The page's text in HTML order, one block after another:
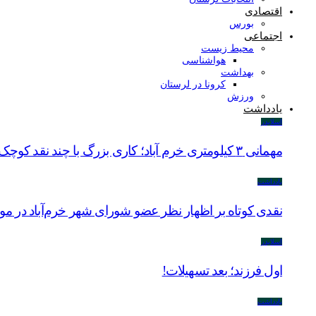
اقتصادی
بورس
اجتماعی
محیط زیست
هواشناسی
بهداشت
کرونا در لرستان
ورزش
یادداشت
اسلایدر
مهمانی ۳ کیلومتری خرم آباد؛ کاری بزرگ با چند نقد کوچک
یادداشت
نقدی کوتاه بر اظهار نظر عضو شورای شهر خرم‌آباد در
اسلایدر
اول فرزند؛ بعد تسهیلات!
یادداشت